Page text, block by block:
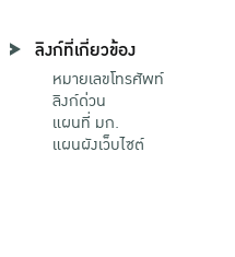
ลิงก์ที่เกี่ยวข้อง
หมายเลขโทรศัพท์
ลิงก์ด่วน
แผนที่ มก.
แผนผังเว็บไซต์